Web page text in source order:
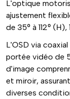
L'optique
ajustement
de 35° à 112°
L'OSD via
portée vidéo de
d'image
et miroir,
diverses